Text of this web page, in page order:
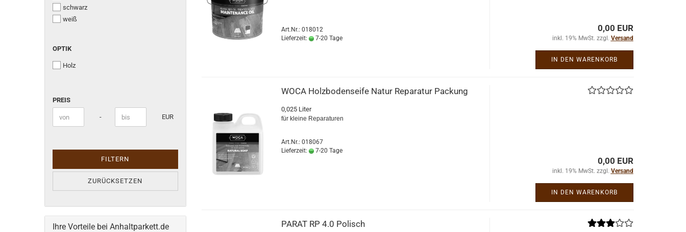
Art.Nr.: 018012
Lieferzeit:
7-20 Tage
0,00 EUR
inkl. 19% MwSt. zzgl. Versand
IN DEN WARENKORB
WOCA Holz­bo­den­sei­fe Natur Re­pa­ra­tur Pa­ckung
0,025 Liter
für klei­ne Re­pa­ra­tu­ren
Art.Nr.: 018067
Lieferzeit:
7-20 Tage
0,00 EUR
inkl. 19% MwSt. zzgl. Versand
IN DEN WARENKORB
PARAT RP 4.0 Po­lisch
schwarz
weiß
OPTIK
OPTIK
Holz
PREIS
Preis bis - EUR
FILTERN
ZURÜCKSETZEN
Ihre Vorteile bei Anhaltparkett.de